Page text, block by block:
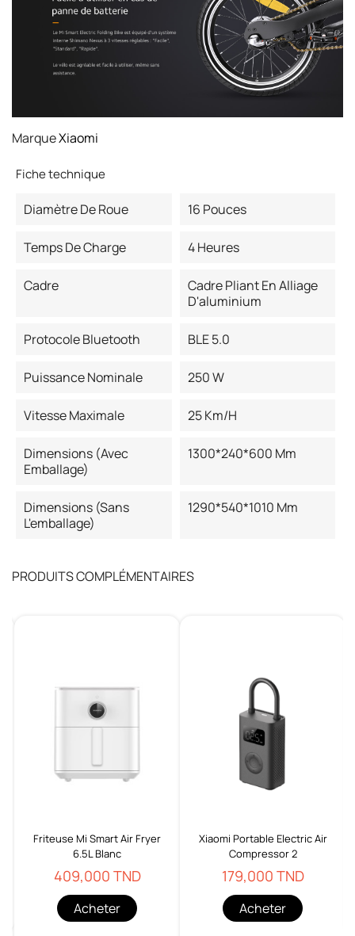
MarqueXiaomi
Fiche technique
Diamètre De Roue 16 Pouces
Temps De Charge 4 Heures
Cadre
Cadre Pliant En Alliage
D'aluminium
Protocole Bluetooth BLE 5.0
Puissance Nominale 250 W
Vitesse Maximale 25 Km/h
Dimensions (avec
Emballage)
1300*240*600 Mm
Dimensions (sans
L'emballage)
1290*540*1010 Mm
PRODUITS COMPLÉMENTAIRES
Friteuse Mi Smart Air Fryer
6.5L Blanc
409,000 TND
Acheter
Xiaomi Portable Electric Air
Compressor 2
179,000 TND
Acheter